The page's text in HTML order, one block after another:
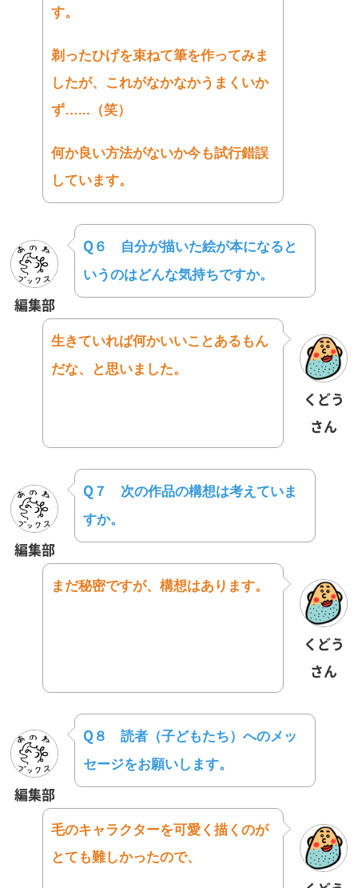
す。
剃ったひげを束ねて筆を作ってみま
したが、
これがなかなかうまくいか
ず…...（笑）
何か良い方法がないか今も試行錯誤
しています。
編集部
Q６
自分が描いた絵が本になると
いうのはどんな気持ちですか。
くどう
さん
生きていれば何かいいことあるもん
だな、と思いました。
編集部
Q７ 次の作品の構想は考えていま
すか。
くどう
さん
まだ秘密ですが、構想はあります。
編集部
Q８ 読者（子どもたち）へのメッ
セージをお願いします。
毛のキャラクターを可愛く描くのが
とても難しかったので、